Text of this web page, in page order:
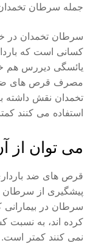
جمله سرطان
سرطان تخمدان در
کسانی است که
یائسگی دیررس هم
مصرف قرص ‌های
تخمدان نقش داشته
استفاده می‌ کنند
می ‌توان از
قرص ‌های ضد
پیشگیری از سرطان
سرطان در
کرده‌ اند، به نسبت
نمی ‌کنند کمتر